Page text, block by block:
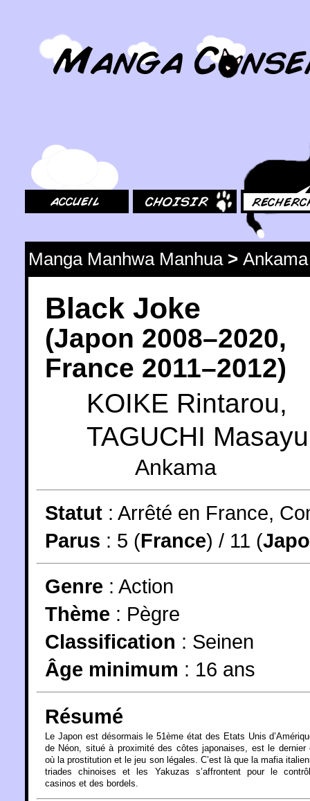
Manga Manhwa Manhua> Ankama
Black Joke
(Japon 2008–2020,
France 2011–2012)
KOIKE Rintarou,
TAGUCHI
Ankama
Statut : Arrêté en France,
Parus : 5 (France) / 11 (
Genre : Action
Thème : Pègre
Classification : Seinen
Âge minimum : 16 ans
Résumé
Le Japon est désormais le 51ème état des Etats Unis
de Néon, situé à proximité des côtes japonaises, est le dernier
où la prostitution et le jeu son légales. C’est là que la mafia
triades chinoises et les Yakuzas s’affrontent pour le
casinos et des bordels.